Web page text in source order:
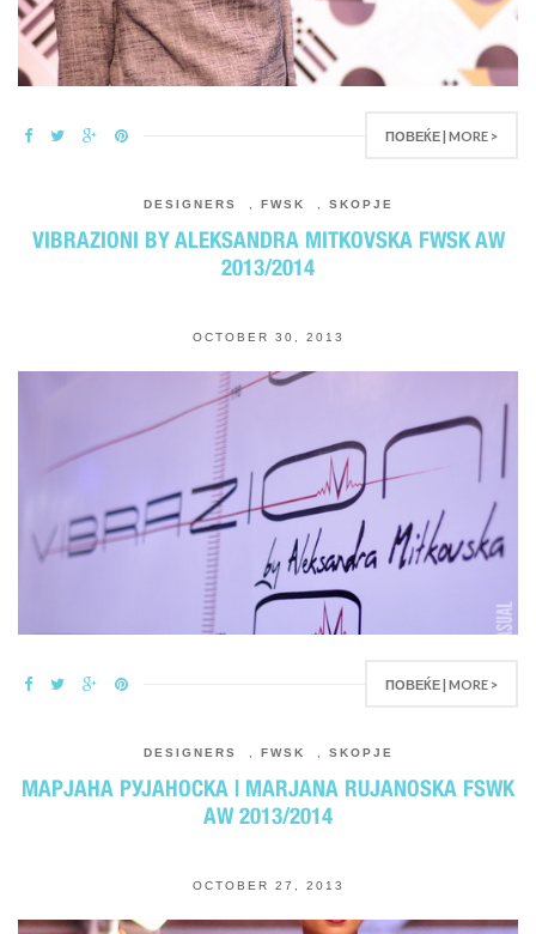
ПОВЕЌЕ | MORE >
DESIGNERS FWSK SKOPJE
VIBRAZIONI BY ALEKSANDRA MITKOVSKA FWSK AW
2013/2014
OCTOBER 30, 2013
ПОВЕЌЕ | MORE >
DESIGNERS FWSK SKOPJE
МАРЈАНА РУЈАНОСКА | MARJANA RUJANOSKA FSWK
AW 2013/2014
OCTOBER 27, 2013